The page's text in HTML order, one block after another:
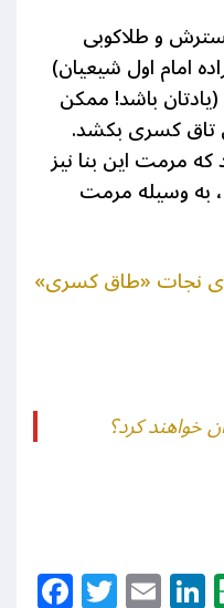
و طلاکوبی
امام اول شیعیان)
باشد! ممکن
کسری بکشد.
که مرمت این بنا نیز
به وسیله مرمت
نجات «طاق کسری»
خواهند کرد؟